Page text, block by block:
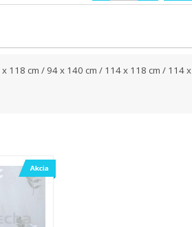
118 cm / 94 x 140 cm / 114 x 118 cm / 114 x